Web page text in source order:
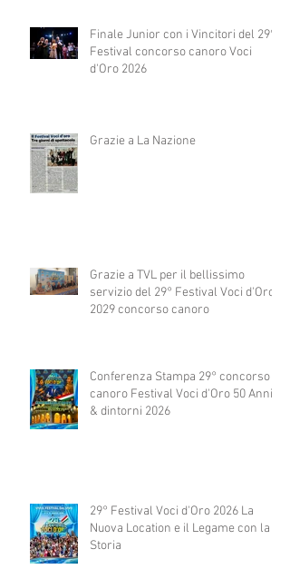
Finale Junior con i Vincitori del 29°
Festival concorso canoro Voci
d'Oro 2026
Grazie a La Nazione
Grazie a TVL per il bellissimo
servizio del 29° Festival Voci d'Oro
2029 concorso canoro
Conferenza Stampa 29° concorso
canoro Festival Voci d'Oro 50 Anni
& dintorni 2026
29° Festival Voci d'Oro 2026 La
Nuova Location e il Legame con la
Storia